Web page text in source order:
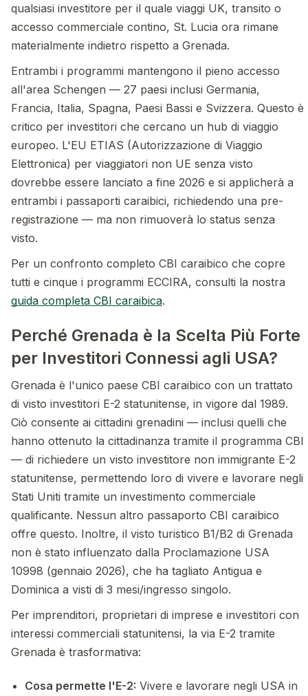
qualsiasi investitore per il quale viaggi UK, transito o
accesso commerciale contino, St. Lucia ora rimane
materialmente indietro rispetto a Grenada.
Entrambi i programmi mantengono il pieno accesso
all'area Schengen — 27 paesi inclusi Germania,
Francia, Italia, Spagna, Paesi Bassi e Svizzera. Questo è
critico per investitori che cercano un hub di viaggio
europeo. L'EU ETIAS (Autorizzazione di Viaggio
Elettronica) per viaggiatori non UE senza visto
dovrebbe essere lanciato a fine 2026 e si applicherà a
entrambi i passaporti caraibici, richiedendo una pre-
registrazione — ma non rimuoverà lo status senza
visto.
Per un confronto completo CBI caraibico che copre
tutti e cinque i programmi ECCIRA, consulti la nostra
guida completa CBI caraibica.
Perché Grenada è la Scelta Più Forte
per Investitori Connessi agli USA?
Grenada è l'unico paese CBI caraibico con un trattato
di visto investitori E-2 statunitense, in vigore dal 1989.
Ciò consente ai cittadini grenadini — inclusi quelli che
hanno ottenuto la cittadinanza tramite il programma CBI
— di richiedere un visto investitore non immigrante E-2
statunitense, permettendo loro di vivere e lavorare negli
Stati Uniti tramite un investimento commerciale
qualificante. Nessun altro passaporto CBI caraibico
offre questo. Inoltre, il visto turistico B1/B2 di Grenada
non è stato influenzato dalla Proclamazione USA
10998 (gennaio 2026), che ha tagliato Antigua e
Dominica a visti di 3 mesi/ingresso singolo.
Per imprenditori, proprietari di imprese e investitori con
interessi commerciali statunitensi, la via E-2 tramite
Grenada è trasformativa:
Cosa permette l'E-2: Vivere e lavorare negli USA in